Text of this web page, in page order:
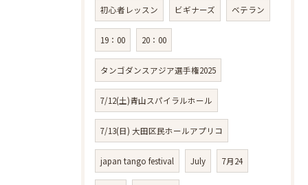
初心者レッスン ビギナーズ ベテラン
19：00 20：00
タンゴダンスアジア選手権2025
7/12(土)青山スパイラルホール
7/13(日) 大田区民ホールアプリコ
japan tango festival July 7月24